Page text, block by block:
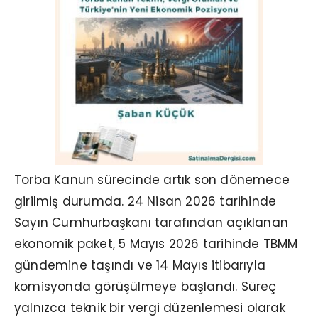
Torba Kanun sürecinde artık son dönemece
girilmiş durumda. 24 Nisan 2026 tarihinde
Sayın Cumhurbaşkanı tarafından açıklanan
ekonomik paket, 5 Mayıs 2026 tarihinde TBMM
gündemine taşındı ve 14 Mayıs itibarıyla
komisyonda görüşülmeye başlandı. Süreç
yalnızca teknik bir vergi düzenlemesi olarak